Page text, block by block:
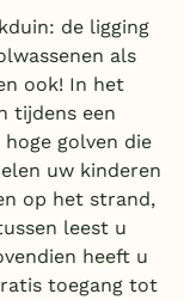
de ligging
als
ook! In het
tijdens een
golven die
uw kinderen
op het strand,
leest u
heeft u
toegang tot